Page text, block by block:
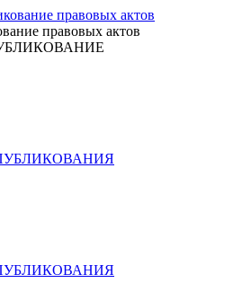
правовых актов